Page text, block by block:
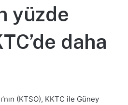
yüzde
daha
(KTSO), KKTC ile Güney